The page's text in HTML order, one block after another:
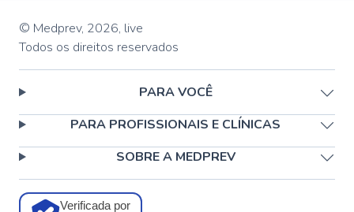
© Medprev, 2026, live
Todos os direitos reservados
PARA VOCÊ
PARA PROFISSIONAIS E CLÍNICAS
SOBRE A MEDPREV
Verificada por